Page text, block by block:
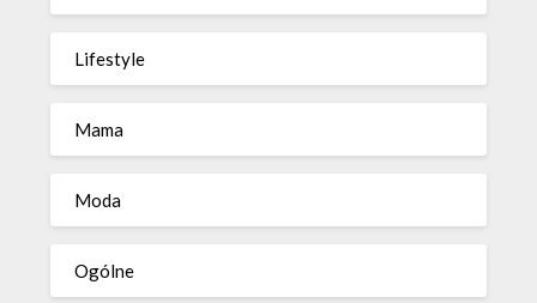
Lifestyle
Mama
Moda
Ogólne